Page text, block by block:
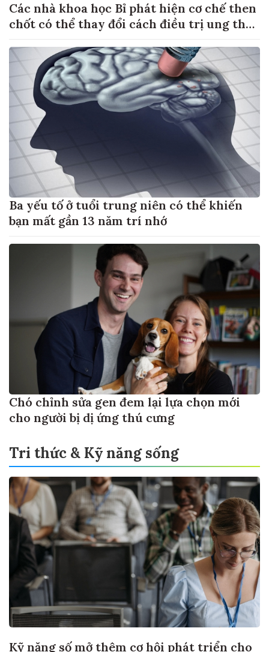
Các nhà khoa học Bỉ phát hiện cơ chế then
chốt có thể thay đổi cách điều trị ung thư
Ba yếu tố ở tuổi trung niên có thể khiến
bạn mất gần 13 năm trí nhớ
Chó chỉnh sửa gen đem lại lựa chọn mới
cho người bị dị ứng thú cưng
Tri thức & Kỹ năng sống
Kỹ năng số mở thêm cơ hội phát triển cho